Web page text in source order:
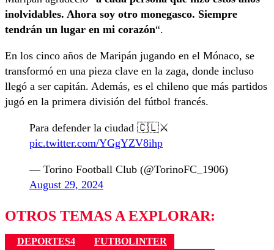
inolvidables. Ahora soy otro monegasco. Siempre
tendrán un lugar en mi corazón“.
En los cinco años de Maripán jugando en el Mónaco, se
transformó en una pieza clave en la zaga, donde incluso
llegó a ser capitán. Además, es el chileno que más partidos
jugó en la primera división del fútbol francés.
Para defender la ciudad 🇨🇱⚔️
pic.twitter.com/YGgYZV8ihp
— Torino Football Club (@TorinoFC_1906)
August 29, 2024
OTROS TEMAS A EXPLORAR:
DEPORTES4
FUTBOLINTER